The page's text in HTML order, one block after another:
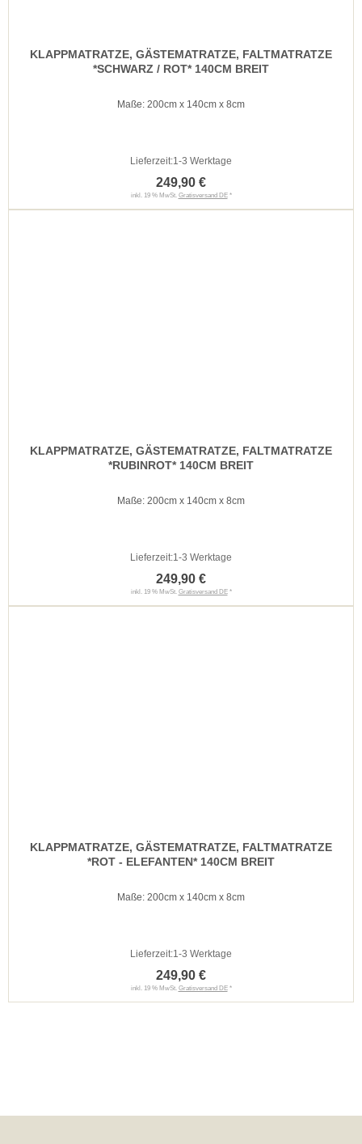
KLAPPMATRATZE, GÄSTEMATRATZE, FALTMATRATZE
*SCHWARZ / ROT* 140CM BREIT
Maße: 200cm x 140cm x 8cm
Lieferzeit:1-3 Werktage
249,90 €
inkl. 19 % MwSt. Gratisversand DE*
KLAPPMATRATZE, GÄSTEMATRATZE, FALTMATRATZE
*RUBINROT* 140CM BREIT
Maße: 200cm x 140cm x 8cm
Lieferzeit:1-3 Werktage
249,90 €
inkl. 19 % MwSt. Gratisversand DE*
KLAPPMATRATZE, GÄSTEMATRATZE, FALTMATRATZE
*ROT - ELEFANTEN* 140CM BREIT
Maße: 200cm x 140cm x 8cm
Lieferzeit:1-3 Werktage
249,90 €
inkl. 19 % MwSt. Gratisversand DE*